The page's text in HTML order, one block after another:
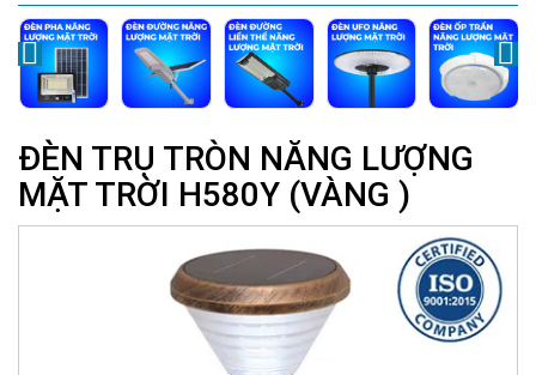
ĐÈN TRỤ TRÒN NĂNG LƯỢNG
MẶT TRỜI H580Y (VÀNG )